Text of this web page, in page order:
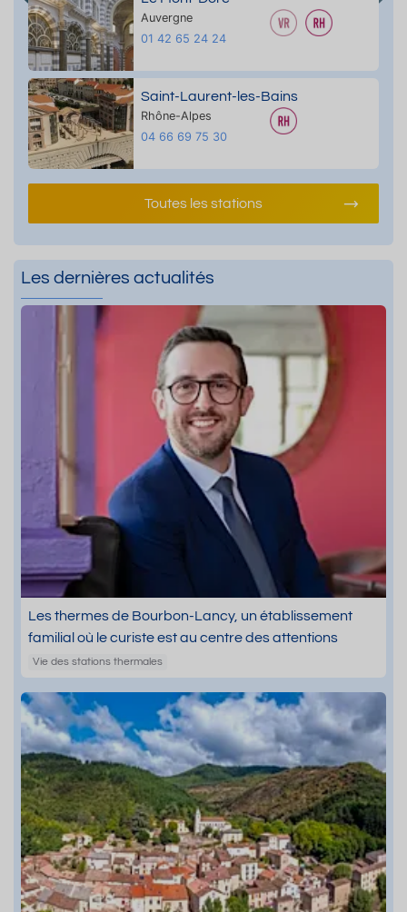
Auvergne
01 42 65 24 24
Saint-Laurent-les-Bains
Rhône-Alpes
04 66 69 75 30
Toutes les stations
Les dernières actualités
Les thermes de Bourbon-Lancy, un établissement
familial où le curiste est au centre des attentions
Vie des stations thermales